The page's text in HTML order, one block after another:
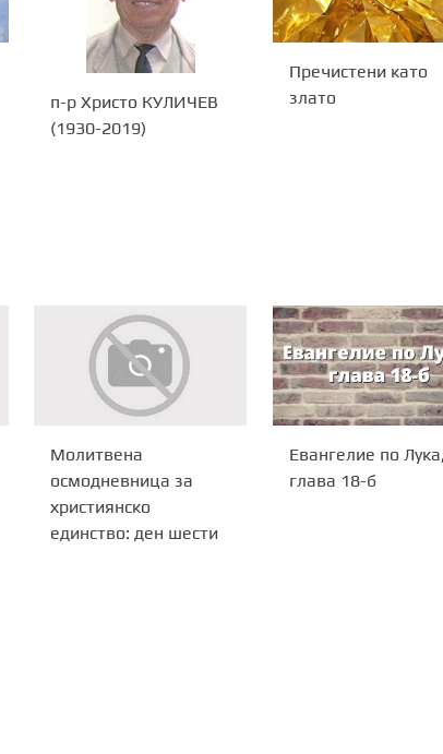
п-р Христо КУЛИЧЕВ
(1930-2019)
Пречистени като
злато
Молитвена
осмодневница за
християнско
единство: ден шести
Евангелие по
глава 18-б